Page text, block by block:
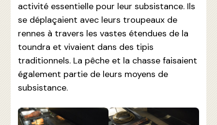
activité essentielle pour leur subsistance. Ils
se déplaçaient avec leurs troupeaux de
rennes à travers les vastes étendues de la
toundra et vivaient dans des tipis
traditionnels. La pêche et la chasse faisaient
également partie de leurs moyens de
subsistance.